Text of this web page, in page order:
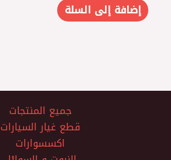
إضافة إلى السلة
جميع المنتجات
قطع غيار السيارات
اكسسوارات